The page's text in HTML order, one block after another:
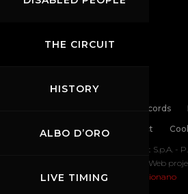
THE CIRCUIT
HISTORY
ALBO D’ORO
LIVE TIMING
News records
Code of Conduct
2026 Mugello Circuit S.p.A. -
0558499111- All Rights Reserved | Web
funzionano